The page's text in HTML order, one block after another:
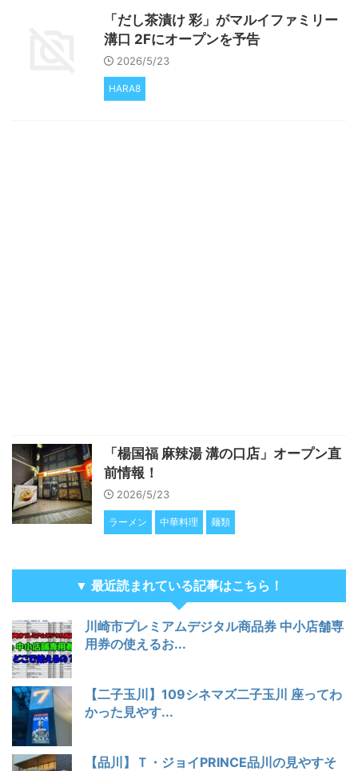
「だし茶漬け 彩」がマルイファミリー
溝口 2Fにオープンを予告
2026/5/23
HARA8
「楊国福 麻辣湯 溝の口店」オープン直
前情報！
2026/5/23
ラーメン 中華料理 麺類
▼ 最近読まれている記事はこちら！
川崎市プレミアムデジタル商品券 中小店舗専
用券の使えるお...
【二子玉川】109シネマズ二子玉川 座ってわ
かった見やす...
【品川】Ｔ・ジョイPRINCE品川の見やすそ